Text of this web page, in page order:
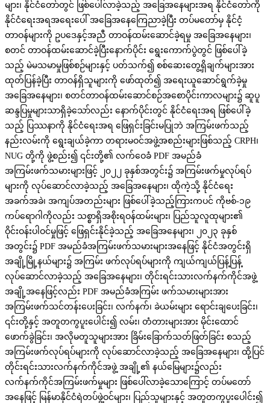
များ၊ နိုင်ငံတော်တွင် ဖြစ်ပေါ်လာခဲ့သည့် အခြေအနေများအရ နိုင်ငံတော်ကို
နိုင်ငံရေးအရအရေးပေါ် အခြေအနေကြေညာခဲ့ပြီး တပ်မတော်မှ နိုင်ငံ့
တာဝန်များကို ဥပဒေနှင့်အညီ တာဝန်ထမ်းဆောင်ခဲ့ရမှု အခြေအနေများ၊
စတင် တာဝန်ထမ်းဆောင်ခဲ့ပြီးနောက်ပိုင်း ရွေးကောက်ပွဲတွင် ဖြစ်ပေါ်ခဲ့
သည့် မဲမသမာမှုဖြစ်စဉ်များနှင့် ပတ်သက်၍ စစ်ဆေးတွေ့ရှိချက်များအား
ထုတ်ပြန်ခဲ့ပြီး တာဝန်ရှိသူများကို ဖော်ထုတ်၍ အရေးယူဆောင်ရွက်ခဲ့မှု
အခြေအနေများ၊ စတင်တာဝန်ထမ်းဆောင်စဉ်အစောပိုင်းကာလများ၌ ဆူပူ
ဆန္ဒပြမှုများသာရှိခဲ့သော်လည်း နောက်ပိုင်းတွင် နိုင်ငံရေးအရ ဖြစ်ပေါ်ခဲ့
သည့် ပြဿနာကို နိုင်ငံရေးအရ ဖြေရှင်းခြင်းမပြုဘဲ အကြမ်းဖက်သည့်
နည်းလမ်းကို ရွေးချယ်ခဲ့ကာ တရားမဝင်အဖွဲ့အစည်းများဖြစ်သည့် CRPH၊
NUG တို့ကို ဖွဲ့စည်း၍ ၎င်းတို့၏ လက်ဝေခံ PDF အမည်ခံ
အကြမ်းဖက်သမားများဖြင့် ၂၀၂၂ ခုနှစ်အတွင်း၌ အကြမ်းဖက်မှုလုပ်ရပ်
များကို လုပ်ဆောင်လာခဲ့သည့် အခြေအနေများ၊ ထိုကဲ့သို့ နိုင်ငံရေး
အခက်အခဲ၊ အကျပ်အတည်းများ ဖြစ်ပေါ်ခဲ့သည့်ကြားကပင် ကိုဗစ်-၁၉
ကပ်ရောဂါကိုလည်း သစ္စာရှိအစိုးရဝန်ထမ်းများ၊ ပြည်သူလူထုများ၏
ဝိုင်းဝန်းပါဝင်မှုဖြင့် ဖြေရှင်းနိုင်ခဲ့သည့် အခြေအနေများ၊ ၂၀၂၃ ခုနှစ်
အတွင်း၌ PDF အမည်ခံအကြမ်းဖက်သမားများအနေဖြင့် နိုင်ငံအတွင်းရှိ
အချို့မြို့နယ်များ၌ အကြမ်း ဖက်လုပ်ရပ်များကို ကျယ်ကျယ်ပြန့်ပြန့်
လုပ်ဆောင်လာခဲ့သည့် အခြေအနေများ၊ တိုင်းရင်းသားလက်နက်ကိုင်အဖွဲ့
အချို့အနေဖြင့်လည်း PDF အမည်ခံအကြမ်း ဖက်သမားများအား
အကြမ်းဖက်သင်တန်းပေးခြင်း၊ လက်နက်၊ ခဲယမ်းများ ရောင်းချပေးခြင်း၊
၎င်းတို့နှင့် အတူတကွပူးပေါင်း၍ လမ်း၊ တံတားများအား မိုင်းထောင်
ဖောက်ခွဲခြင်း၊ အလိုမတူသူများအား ခြိမ်းခြောက်သတ်ဖြတ်ခြင်း စသည့်
အကြမ်းဖက်လုပ်ရပ်များကို လုပ်ဆောင်လာခဲ့သည့် အခြေအနေများ၊ ထို့ပြင်
တိုင်းရင်းသားလက်နက်ကိုင်အဖွဲ့ အချို့၏ နယ်မြေများ၌လည်း
လက်နက်ကိုင်အကြမ်းဖက်မှုများ ဖြစ်ပေါ်လာခဲ့သောကြောင့် တပ်မတော်
အနေဖြင့် မြန်မာနိုင်ငံရဲတပ်ဖွဲ့ဝင်များ၊ ပြည်သူများနှင့် အတူတကွပူးပေါင်း၍